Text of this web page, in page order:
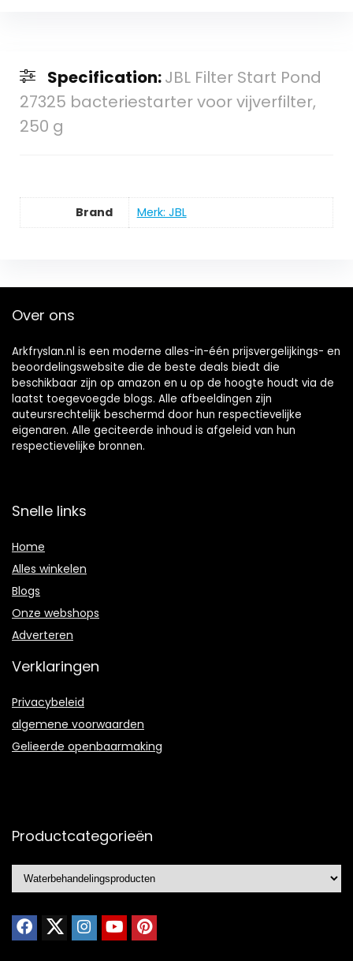
Specification:JBL Filter Start Pond
27325 bacteriestarter voor vijverfilter,
250 g
Brand Merk: JBL
Over ons
Arkfryslan.nl is een moderne alles-in-één prijsvergelijkings- en
beoordelingswebsite die de beste deals biedt die
beschikbaar zijn op amazon en u op de hoogte houdt via de
laatst toegevoegde blogs. Alle afbeeldingen zijn
auteursrechtelijk beschermd door hun respectievelijke
eigenaren. Alle geciteerde inhoud is afgeleid van hun
respectievelijke bronnen.
Snelle links
Home
Alles winkelen
Blogs
Onze webshops
Adverteren
Verklaringen
Privacybeleid
algemene voorwaarden
Gelieerde openbaarmaking
Productcategorieën